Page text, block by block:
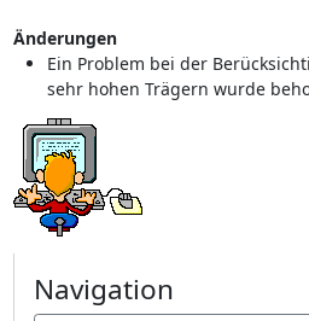
Änderungen
Ein Problem bei der
sehr hohen Trägern wurde
Navigation